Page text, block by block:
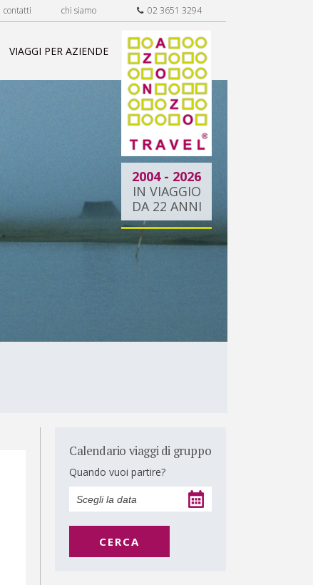
contatti chi siamo 02 3651 3294
VIAGGI PER AZIENDE
2004 - 2026
IN VIAGGIO
DA 22 ANNI
Calendario viaggi di gruppo
Quando vuoi partire?
CERCA